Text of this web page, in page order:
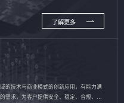
了解更多
的技术与商业模式的创新应用，有能力满
需求，为客户提供安全、稳定、合规、持